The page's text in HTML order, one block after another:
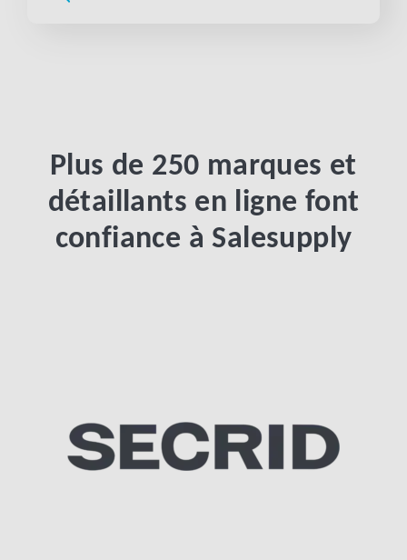
Plus de 250 marques et
détaillants en ligne font
confiance à Salesupply